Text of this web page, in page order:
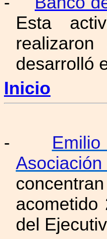
Esta
desarrolló
Inicio
-
del